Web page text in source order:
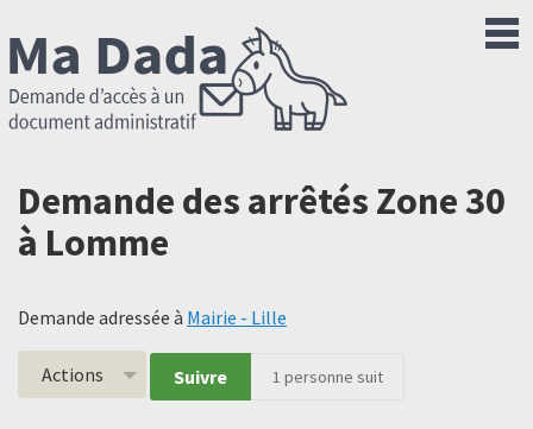
Demande des arrêtés Zone 30
à Lomme
Demande adressée à Mairie - Lille
Actions Suivre 1 personne suit